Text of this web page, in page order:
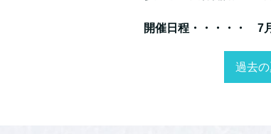
開催日程・・・・・ 7
過去